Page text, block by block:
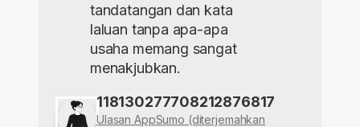
tandatangan dan kata
laluan tanpa apa-apa
usaha memang sangat
menakjubkan.
118130277708212876817
Ulasan AppSumo (diterjemahkan